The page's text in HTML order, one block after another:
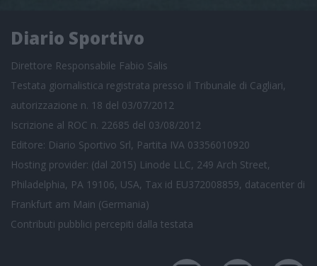
Diario Sportivo
Direttore Responsabile Fabio Salis
Testata giornalistica registrata presso il Tribunale di Cagliari,
autorizzazione n. 18 del 03/07/2012
Iscrizione al ROC n. 22685 del 03/08/2012
Editore: Diario Sportivo Srl, Partita IVA 03356010920
Hosting provider: (dal 2015) Linode LLC, 249 Arch Street,
Philadelphia, PA 19106, USA, Tax id EU372008859, datacenter di
Frankfurt am Main (Germania)
Contributi pubblici percepiti dalla testata